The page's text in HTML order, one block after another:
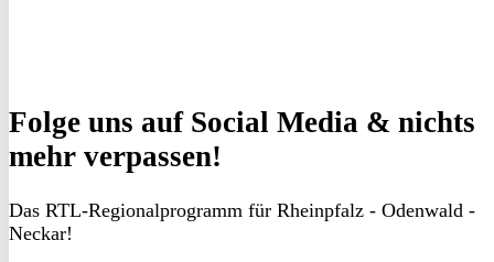
Folge uns auf Social Media & nichts
mehr verpassen!
Das RTL-Regionalprogramm für Rheinpfalz - Odenwald -
Neckar!